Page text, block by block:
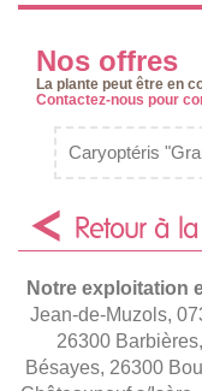
Nos offres
La plante peut être en
Contactez-nous pour
Caryoptéris
Retour à
Notre exploitation
Jean-de-Muzols,
26300
Bésayes, 26300